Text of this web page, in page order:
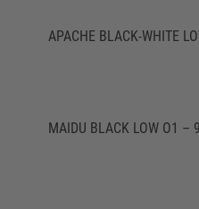
APACHE BLACK-WHITE
MAIDU BLACK LOW O1 –